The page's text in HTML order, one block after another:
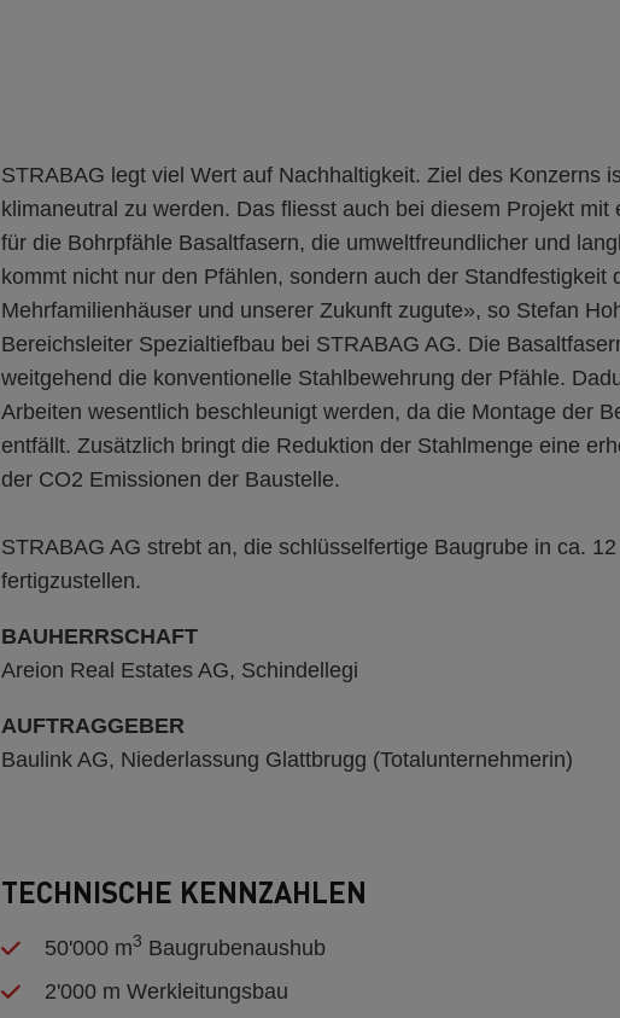
STRABAG legt viel Wert auf Nachhaltigkeit. Ziel des Konzerns
klimaneutral zu werden. Das fliesst auch bei diesem Projekt mit
für die Bohrpfähle Basaltfasern, die umweltfreundlicher und
kommt nicht nur den Pfählen, sondern auch der Standfestigkeit
Mehrfamilienhäuser und unserer Zukunft zugute», so Stefan
Bereichsleiter Spezialtiefbau bei STRABAG AG. Die
weitgehend die konventionelle Stahlbewehrung der Pfähle.
Arbeiten wesentlich beschleunigt werden, da die Montage der
entfällt. Zusätzlich bringt die Reduktion der Stahlmenge eine
der CO2 Emissionen der Baustelle.
STRABAG AG strebt an, die schlüsselfertige Baugrube in ca.
fertigzustellen.
BAUHERRSCHAFT
Areion Real Estates AG, Schindellegi
AUFTRAGGEBER
Baulink AG, Niederlassung Glattbrugg (Totalunternehmerin)
TECHNISCHE KENNZAHLEN
50'000 m3 Baugrubenaushub
2'000 m Werkleitungsbau